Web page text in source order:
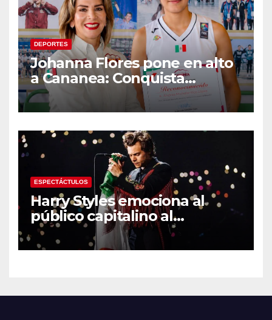
DEPORTES
Johanna Flores pone en alto
a Cananea: Conquista
medalla de plata con la
Selección Mexicana Sub-20
Centroamericanos
ESPECTÁCTULOS
Harry Styles emociona al
público capitalino al
interpretar “Cielito Lindo” en
su tercer concierto en la